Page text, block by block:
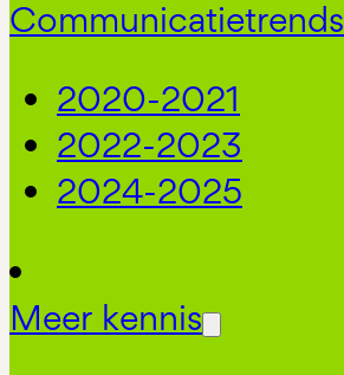
Communicatietrends
2020-2021
2022-2023
2024-2025
Meer kennis